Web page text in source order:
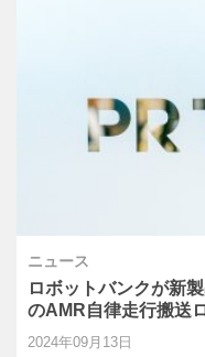
ニュース
ロボットバンクが新
のAMR自律走行搬送
類〜
2024年09月13日